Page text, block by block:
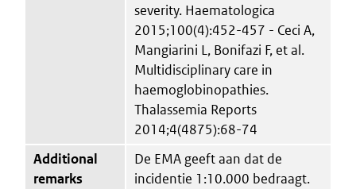
severity. Haematologica
2015;100(4):452-457 - Ceci A,
Mangiarini L, Bonifazi F, et al.
Multidisciplinary care in
haemoglobinopathies.
Thalassemia Reports
2014;4(4875):68-74
Additional
remarks
De EMA geeft aan dat de
incidentie 1:10.000 bedraagt.